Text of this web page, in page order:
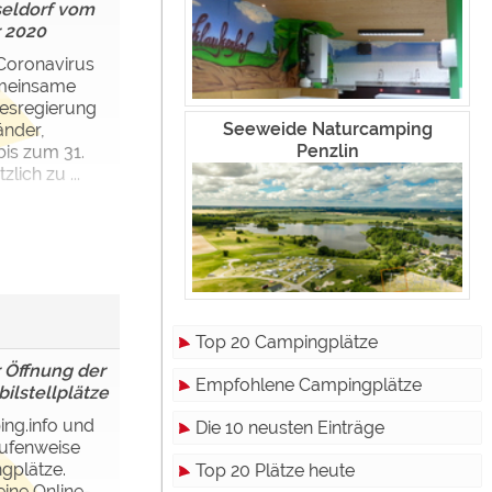
vom
2020
zum 31.
zu ...
Öffnung der
und
Seeweide Naturcamping
Penzlin
Top 20 Campingplätze
Empfohlene Campingplätze
Die 10 neusten Einträge
Top 20 Plätze heute